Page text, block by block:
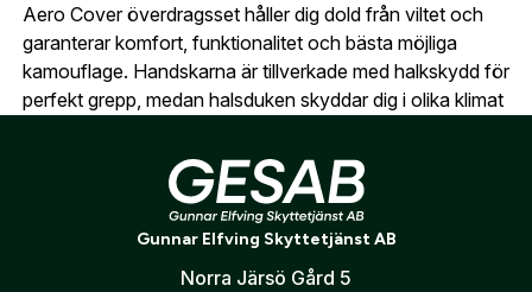
Aero Cover överdragsset håller dig dold från viltet och
garanterar komfort, funktionalitet och bästa möjliga
kamouflage. Handskarna är tillverkade med halkskydd för
perfekt grepp, medan halsduken skyddar dig i olika klimat
designade med snabbtorkande teknik och exceptionell
andningsförmåga. Finns i färgen InVis-grön.
Halkskydd på fingrar och handflata
Multifunktionell halsvärmare
oss så hjälper vi dig att skapa ett konto.
Skapa konto
E-post: * (kommer bli ditt användarnamn)
Verifiera e-post:*
Jag godkänner att mina personuppgifter behandlas enligt
personuppgiftspolicy .
Gunnar Elfving Skyttetjänst AB
Norra Järsö Gård 5